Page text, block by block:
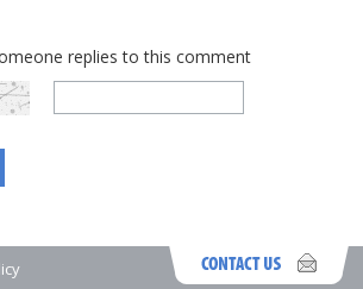
replies to this comment